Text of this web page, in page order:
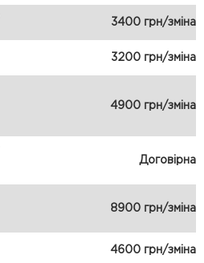
3400 грн/зміна
3200 грн/зміна
4900 грн/зміна
Договірна
8900 грн/зміна
4600 грн/зміна